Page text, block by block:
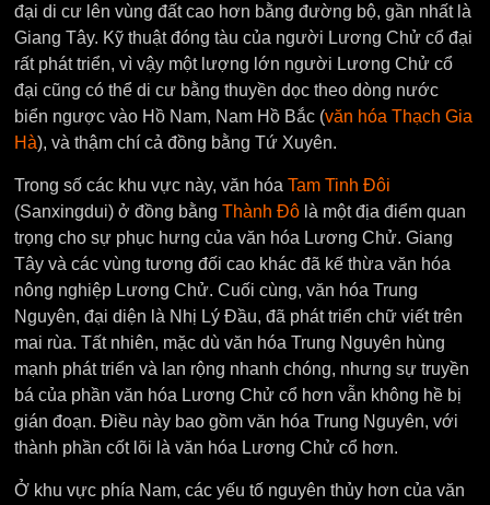
đại di cư lên vùng đất cao hơn bằng đường bộ, gần nhất là
Giang Tây. Kỹ thuật đóng tàu của người Lương Chử cổ đại
rất phát triển, vì vậy một lượng lớn người Lương Chử cổ
đại cũng có thể di cư bằng thuyền dọc theo dòng nước
biển ngược vào Hồ Nam, Nam Hồ Bắc (văn hóa Thạch Gia
Hà), và thậm chí cả đồng bằng Tứ Xuyên.
Trong số các khu vực này, văn hóaTam Tinh Đôi
(Sanxingdui) ở đồng bằngThành Đô là một địa điểm quan
trọng cho sự phục hưng của văn hóa Lương Chử. Giang
Tây và các vùng tương đối cao khác đã kế thừa văn hóa
nông nghiệp Lương Chử. Cuối cùng, văn hóa Trung
Nguyên, đại diện là Nhị Lý Đầu, đã phát triển chữ viết trên
mai rùa. Tất nhiên, mặc dù văn hóa Trung Nguyên hùng
mạnh phát triển và lan rộng nhanh chóng, nhưng sự truyền
bá của phần văn hóa Lương Chử cổ hơn vẫn không hề bị
gián đoạn. Điều này bao gồm văn hóa Trung Nguyên, với
thành phần cốt lõi là văn hóa Lương Chử cổ hơn.
Ở khu vực phía Nam, các yếu tố nguyên thủy hơn của văn